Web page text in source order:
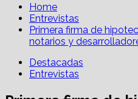
Home
Entrevistas
Primera firma de
notarios y
Destacadas
Entrevistas